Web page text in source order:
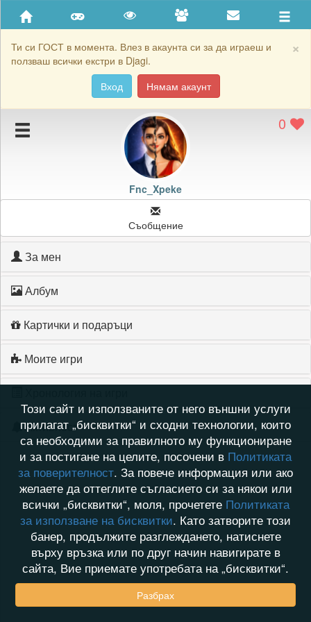
×
Ти си ГОСТ в момента. Влез в акаунта си за да играеш и
ползваш всички екстри в Djagi.
Вход
Нямам акаунт
Приятели
Хронология на игри
Подаръците на Fnc_Xpeke
Картичките на Fnc_Xpeke
0
Fnc_Xpeke
Съобщение
За мен
Албум
Картички и подаръци
Моите игри
Активност
Този сайт и използваните от него външни услуги
прилагат „бисквитки“ и сходни технологии, които
са необходими за правилното му функциониране
и за постигане на целите, посочени в Политиката
за поверителност. За повече информация или ако
желаете да оттеглите съгласието си за някои или
всички „бисквитки“, моля, прочетете Политиката
за използване на бисквитки. Като затворите този
банер, продължите разглеждането, натиснете
върху връзка или по друг начин навигирате в
сайта, Вие приемате употребата на „бисквитки“.
Разбрах